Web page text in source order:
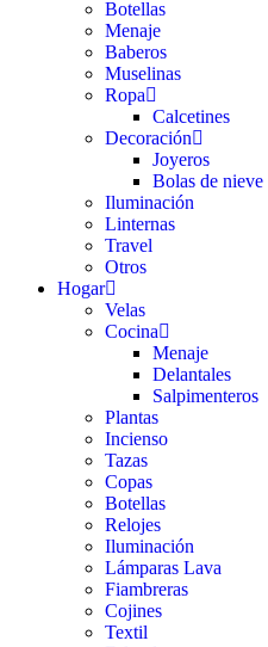
Botellas
Menaje
Baberos
Muselinas
Ropa
Calcetines
Decoración
Joyeros
Bolas de nieve
Iluminación
Linternas
Travel
Otros
Hogar
Velas
Cocina
Menaje
Delantales
Salpimenteros
Plantas
Incienso
Tazas
Copas
Botellas
Relojes
Iluminación
Lámparas Lava
Fiambreras
Cojines
Textil